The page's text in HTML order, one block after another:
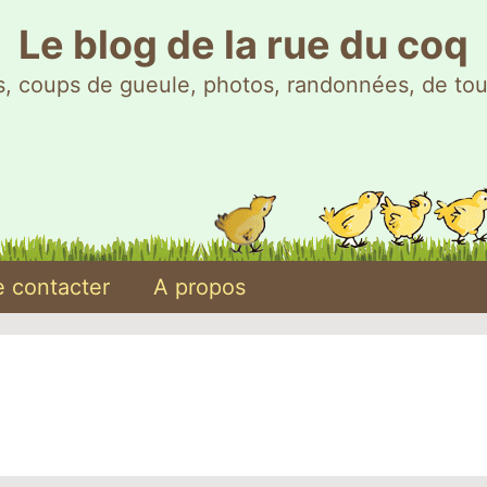
Le blog de la rue du coq
coups de gueule, photos, randonnées, de
contacter A propos